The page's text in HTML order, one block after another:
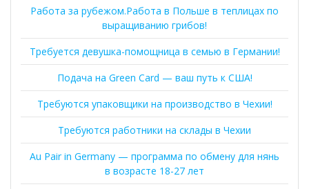
Работа за рубежом.Работа в Польше в теплицах по
выращиванию грибов!
Требуется девушка-помощница в семью в Германии!
Подача на Green Card — ваш путь к США!
Требуются упаковщики на производство в Чехии!
Требуются работники на склады в Чехии
Au Pair in Germany — программа по обмену для нянь
в возрасте 18-27 лет